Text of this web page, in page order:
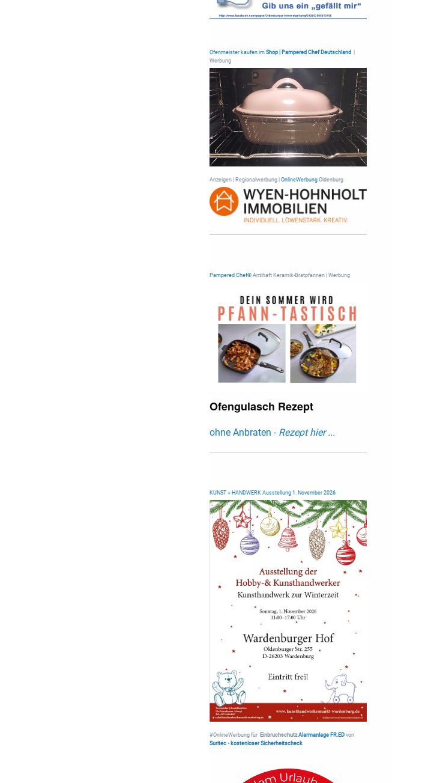
Ofenmeister kaufen im Shop | Pampered Chef Deutschland
Werbung
Anzeigen | Regionalwerbung | OnlineWerbungOldenburg
Pampered Chef®Antihaft Keramik-Bratpfannen | Werbung
Ofengulasch Rezept
ohne Anbraten - Rezept hier ...
KUNST + HANDWERK Ausstellung 1. November 2026
#OnlineWerbung für Einbruchschutz Alarmanlage FR.ED von
Suritec• kostenloser Sicherheitscheck